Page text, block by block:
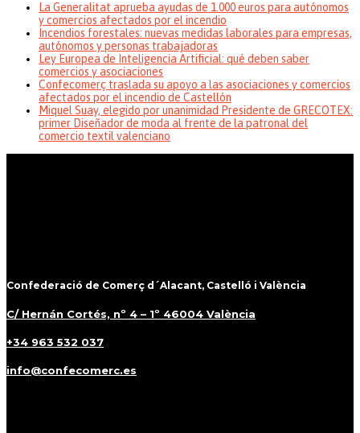
La Generalitat aprueba ayudas de 1.000 euros para autónomos
y comercios afectados por el incendio
Incendios forestales: nuevas medidas laborales para empresas,
autónomos y personas trabajadoras
Ley Europea de Inteligencia Artificial: qué deben saber
comercios y asociaciones
Confecomerç traslada su apoyo a las asociaciones y comercios
afectados por el incendio de Castellón
Miquel Suay, elegido por unanimidad Presidente de GRECOTEX:
primer Diseñador de moda al frente de la patronal del
comercio textil valenciano
Confederació de Comerç d´Alacant, Castelló i València
C/ Hernán Cortés, nº 4 – 1º 46004 València
+34 963 532 037
info@confecomerc.es